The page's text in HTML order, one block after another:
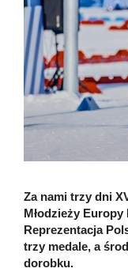
Za nami trzy dni
Młodzieży Europy
Reprezentacja
trzy medale, a
dorobku.